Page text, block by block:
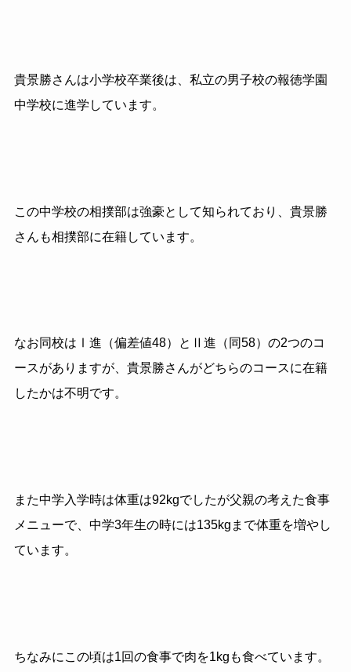
貴景勝さんは小学校卒業後は、私立の男子校の報徳学園
中学校に進学しています。
この中学校の相撲部は強豪として知られており、貴景勝
さんも相撲部に在籍しています。
なお同校はⅠ進（偏差値48）とⅡ進（同 58）の2つのコ
ースがありますが、貴景勝さんがどちらのコースに在籍
したかは不明です。
また中学入学時は体重は92kgでしたが父親の考えた食事
メニューで、中学3年生の時には135kgまで体重を増やし
ています。
ちなみにこの頃は1回の食事で肉を1kgも食べています。